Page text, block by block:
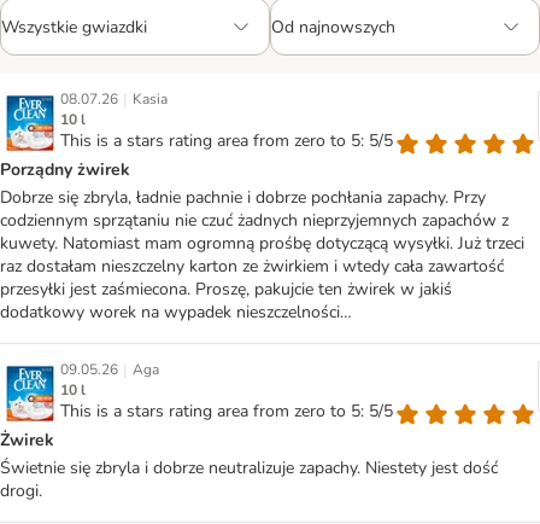
08.07.26 | Kasia
10 l
This is a stars rating area from zero to 5: 5/5
Porządny żwirek
Dobrze się zbryla, ładnie pachnie i dobrze pochłania zapachy. Przy
codziennym sprzątaniu nie czuć żadnych nieprzyjemnych zapachów z
kuwety. Natomiast mam ogromną prośbę dotyczącą wysyłki. Już trzeci
raz dostałam nieszczelny karton ze żwirkiem i wtedy cała zawartość
przesyłki jest zaśmiecona. Proszę, pakujcie ten żwirek w jakiś
dodatkowy worek na wypadek nieszczelności…
09.05.26 | Aga
10 l
This is a stars rating area from zero to 5: 5/5
Żwirek
Świetnie się zbryla i dobrze neutralizuje zapachy. Niestety jest dość
drogi.